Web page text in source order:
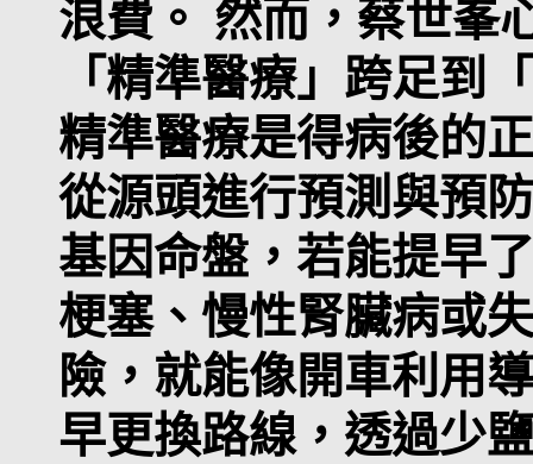
浪費。 然而，蔡世峯
「精準醫療」跨足到
精準醫療是得病後的
從源頭進行預測與預
基因命盤，若能提早
梗塞、慢性腎臟病或
險，就能像開車利用
早更換路線，透過少